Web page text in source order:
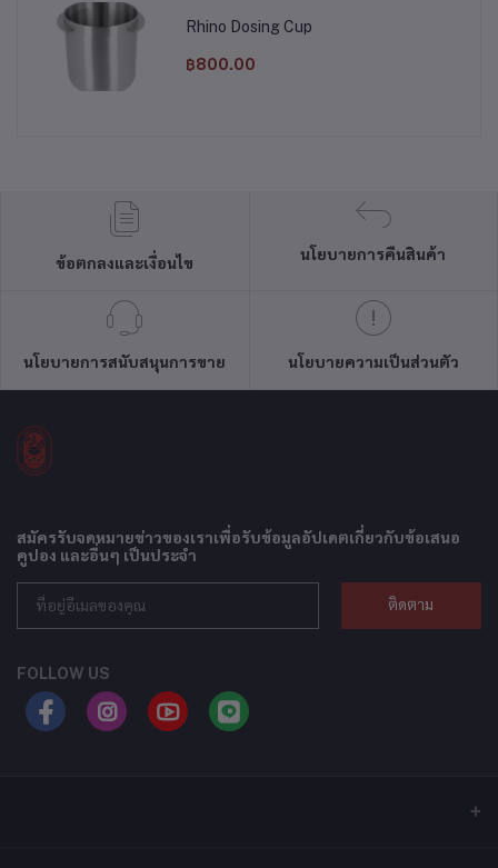
Rhino Dosing Cup
฿800.00
ข้อตกลงและเงื่อนไข
นโยบายการคืนสินค้า
นโยบายการสนับสนุนการขาย นโยบายความเป็นส่วนตัว
สมัครรับจดหมายข่าวของเราเพื่อรับข้อมูลอัปเดตเกี่ยวกับข้อเสนอ
คูปอง และอื่นๆ เป็นประจำ
ติดตาม
FOLLOW US